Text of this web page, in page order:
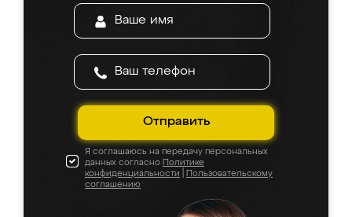
Отправить
Я соглашаюсь на передачу персональных
данных согласно Политике
конфиденциальности
Пользовательскому
соглашению